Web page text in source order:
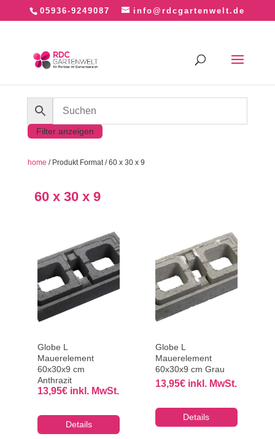
05936-9249087 info@rdcgartenwelt.de
Filter anzeigen
home / Produkt Format / 60 x 30 x 9
60 x 30 x 9
Globe L
Mauerelement
60x30x9 cm
Anthrazit
13,95€ inkl. MwSt.
Details
Globe L
Mauerelement
60x30x9 cm Grau
13,95€ inkl. MwSt.
Details